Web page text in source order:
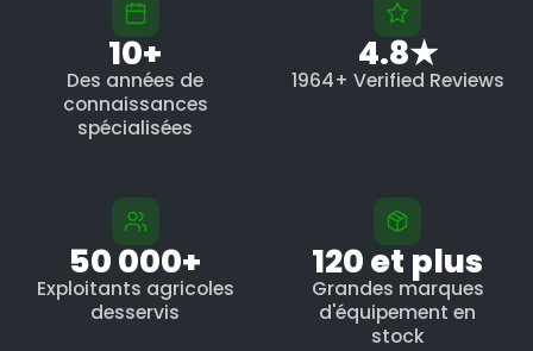
10+
Des années de
connaissances
spécialisées
4.8★
1964+ Verified Reviews
50 000+
Exploitants agricoles
desservis
120 et plus
Grandes marques
d'équipement en
stock